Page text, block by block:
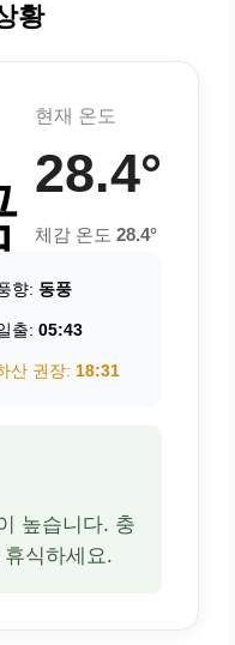
황
현재 온도
28.4°
체감 온도 28.4°
향: 동풍
출: 05:43
산 권장: 18:31
높습니다. 충
식하세요.